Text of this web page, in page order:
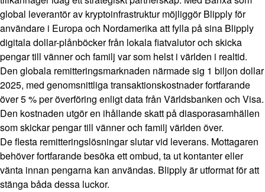
global leverantör av kryptoinfrastruktur möjliggör Blipply för
användare i Europa och Nordamerika att fylla på sina Blipply
digitala dollar-plånböcker från lokala fiatvalutor och skicka
pengar till vänner och familj var som helst i världen i realtid.
Den globala remitteringsmarknaden närmade sig 1 biljon dollar
2025, med genomsnittliga transaktionskostnader fortfarande
över 5 % per överföring enligt data från Världsbanken och Visa.
Den kostnaden utgör en ihållande skatt på diasporasamhällen
som skickar pengar till vänner och familj världen över.
De flesta remitteringslösningar slutar vid leverans. Mottagaren
behöver fortfarande besöka ett ombud, ta ut kontanter eller
vänta innan pengarna kan användas. Blipply är utformat för att
stänga båda dessa luckor.